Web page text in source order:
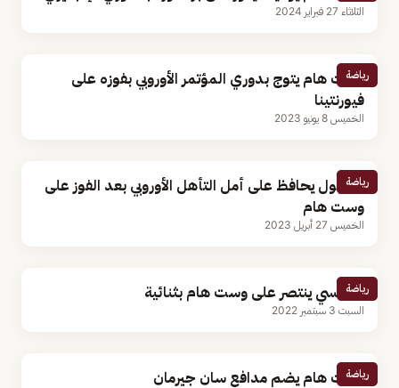
الثلاثاء 27 فبراير 2024
رياضة
وست هام يتوج بدوري المؤتمر الأوروبي بفوزه على
فيورنتينا
الخميس 8 يونيو 2023
رياضة
ليفربول يحافظ على أمل التأهل الأوروبي بعد الفوز على
وست هام
الخميس 27 أبريل 2023
رياضة
تشيلسي ينتصر على وست هام بثنائية
السبت 3 سبتمبر 2022
رياضة
وست هام يضم مدافع سان جيرمان